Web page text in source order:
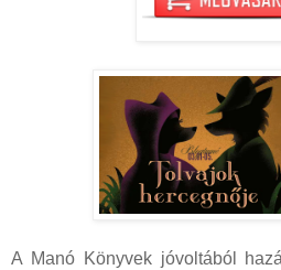
A Manó Könyvek jóvoltából